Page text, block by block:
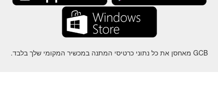
GCB מאחסן את כל נתוני כרטיסי המתנה במכשיר המקומי שלך בלבד.